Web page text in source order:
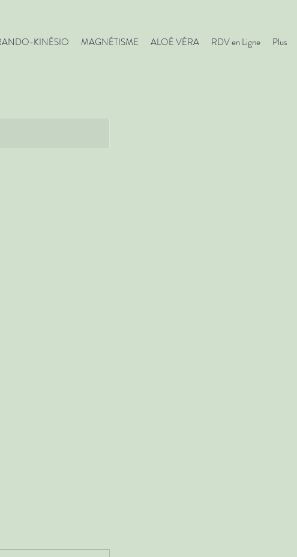
KINÉSIO MAGNÉTISME ALOÉ VÉRA RDV en Ligne Plus